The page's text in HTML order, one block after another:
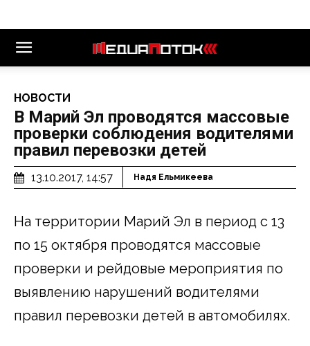
НОВОСТИ
В Марий Эл проводятся массовые
проверки соблюдения водителями
правил перевозки детей
13.10.2017, 14:57 Надя Ельмикеева
На территории Марий Эл в период с 13
по 15 октября проводятся массовые
проверки и рейдовые мероприятия по
выявлению нарушений водителями
правил перевозки детей в автомобилях.